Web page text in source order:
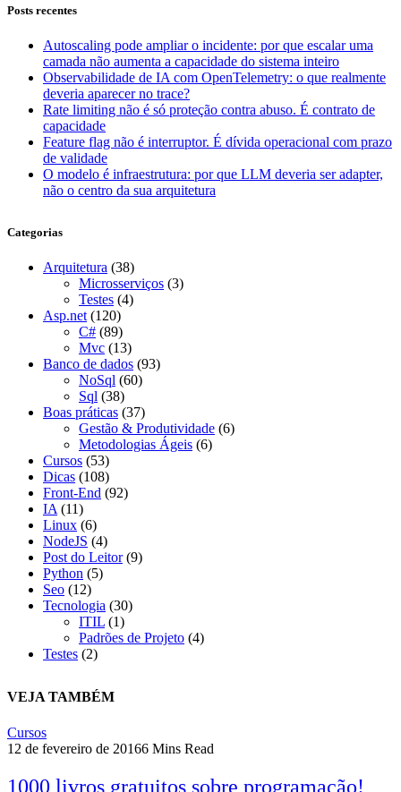
Posts recentes
Autoscaling pode ampliar o incidente: por que escalar uma
camada não aumenta a capacidade do sistema inteiro
Observabilidade de IA com OpenTelemetry: o que realmente
deveria aparecer no trace?
Rate limiting não é só proteção contra abuso. É contrato de
capacidade
Feature flag não é interruptor. É dívida operacional com prazo
de validade
O modelo é infraestrutura: por que LLM deveria ser adapter,
não o centro da sua arquitetura
Categorias
Arquitetura (38)
Microsserviços (3)
Testes (4)
Asp.net (120)
C# (89)
Mvc (13)
Banco de dados (93)
NoSql (60)
Sql (38)
Boas práticas (37)
Gestão & Produtividade (6)
Metodologias Ágeis (6)
Cursos (53)
Dicas (108)
Front-End (92)
IA (11)
Linux (6)
NodeJS (4)
Post do Leitor(9)
Python (5)
Seo (12)
Tecnologia (30)
ITIL (1)
Padrões de Projeto (4)
Testes (2)
VEJA TAMBÉM
Cursos
12 de fevereiro de 20166 Mins Read
1000 livros gratuitos sobre programação!